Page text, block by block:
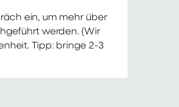
ein, um mehr über
werden. (Wir
Tipp: bringe 2-3